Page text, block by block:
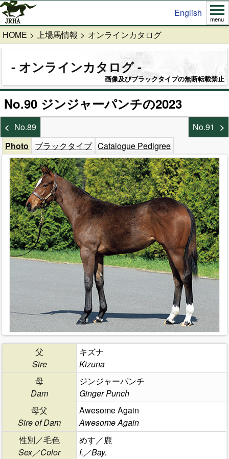
English
menu
HOME 上場馬情報 オンラインカタログ
オンラインカタログ
画像及びブラックタイプの無断転載禁止
No.90 ジンジャーパンチの2023
No.89
No.91
Photo
ブラックタイプ Catalogue Pedigree
父
Sire
キズナ
Kizuna
母
Dam
ジンジャーパンチ
Ginger Punch
母父
Sire of Dam
Awesome Again
Awesome Again
性別／毛色
Sex／Color
めす／鹿
f.／Bay.